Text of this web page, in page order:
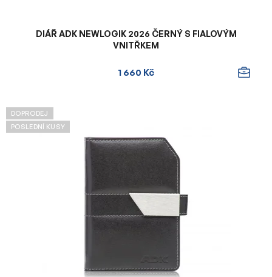
DIÁŘ ADK NEWLOGIK 2026 ČERNÝ S FIALOVÝM
VNITŘKEM
1 660 Kč
DOPRODEJ
POSLEDNÍ KUSY